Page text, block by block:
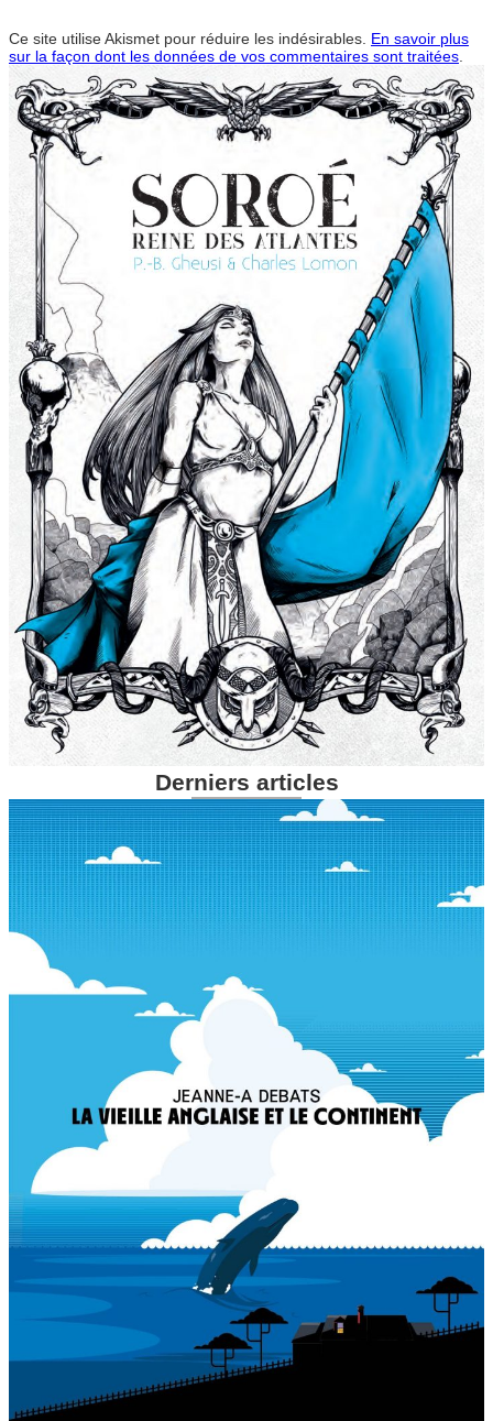
Ce site utilise Akismet pour réduire les indésirables. En savoir plus
sur la façon dont les données de vos commentaires sont traitées
Derniers articles